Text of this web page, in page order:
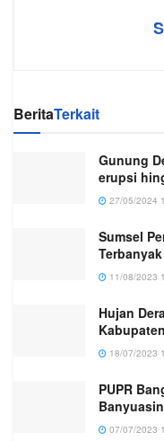
BeritaTerkait
Gunung
erupsi
27/05/2024
Sumsel
11/08/2023
Hujan
18/07/2023
PUPR
07/07/2023